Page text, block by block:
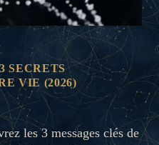
SECRETS
VIE (2026)
les 3 messages clés de